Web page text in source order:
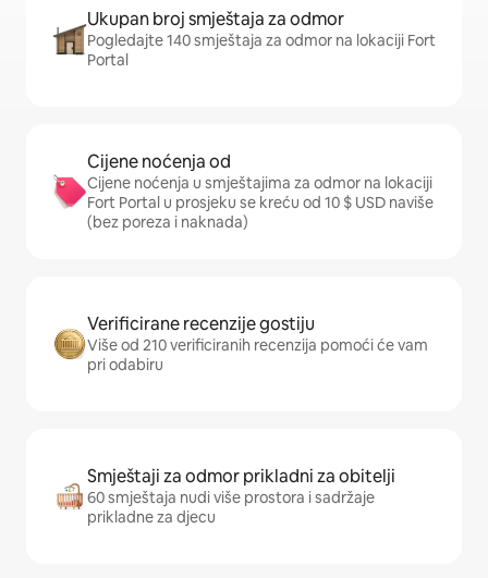
Ukupan broj smještaja za odmor
Pogledajte 140 smještaja za odmor na lokaciji Fort
Portal
Cijene noćenja od
Cijene noćenja u smještajima za odmor na lokaciji
Fort Portal u prosjeku se kreću od 10 $ USD naviše
(bez poreza i naknada)
Verificirane recenzije gostiju
Više od 210 verificiranih recenzija pomoći će vam
pri odabiru
Smještaji za odmor prikladni za obitelji
60 smještaja nudi više prostora i sadržaje
prikladne za djecu